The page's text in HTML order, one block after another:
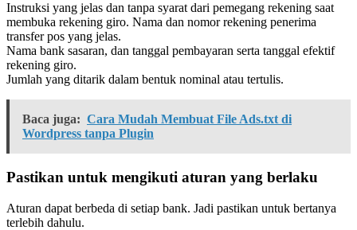
Instruksi yang jelas dan tanpa syarat dari pemegang rekening saat
membuka rekening giro. Nama dan nomor rekening penerima
transfer pos yang jelas.
Nama bank sasaran, dan tanggal pembayaran serta tanggal efektif
rekening giro.
Jumlah yang ditarik dalam bentuk nominal atau tertulis.
Baca juga: Cara Mudah Membuat File Ads.txt di
Wordpress tanpa Plugin
Pastikan untuk mengikuti aturan yang berlaku
Aturan dapat berbeda di setiap bank. Jadi pastikan untuk bertanya
terlebih dahulu.